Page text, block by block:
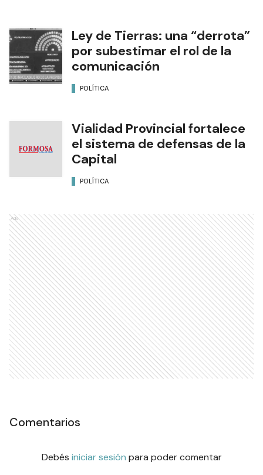
Ley de Tierras: una “derrota”
por subestimar el rol de la
comunicación
POLÍTICA
Vialidad Provincial fortalece
el sistema de defensas de la
Capital
POLÍTICA
Ads
Comentarios
Debés iniciar sesión para poder comentar